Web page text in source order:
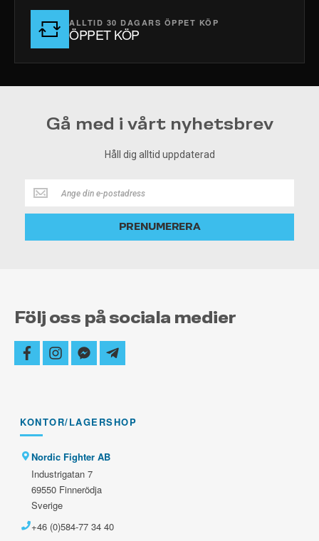
ALLTID 30 DAGARS ÖPPET KÖP
ÖPPET KÖP
Gå med i vårt nyhetsbrev
Håll dig alltid uppdaterad
Håll
dig
alltid
PRENUMERERA
Följ oss på sociala medier
facebookinstagram
facebook-
messenger
telegram-
plane
KONTOR/LAGERSHOP
Nordic Fighter AB
Industrigatan 7
69550 Finnerödja
Sverige
+46 (0)584-77 34 40